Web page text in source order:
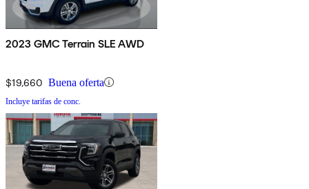
2023 GMC Terrain SLE AWD
$19,660 Buena oferta
Incluye tarifas de conc.